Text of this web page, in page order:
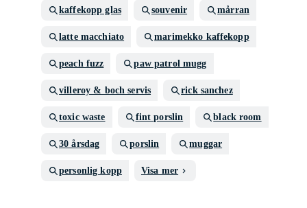
kaffekopp glas souvenir mårran
latte macchiato marimekko kaffekopp
peach fuzz paw patrol mugg
villeroy & boch servis rick sanchez
toxic waste fint porslin black room
30 årsdag porslin muggar
personlig kopp Visa mer